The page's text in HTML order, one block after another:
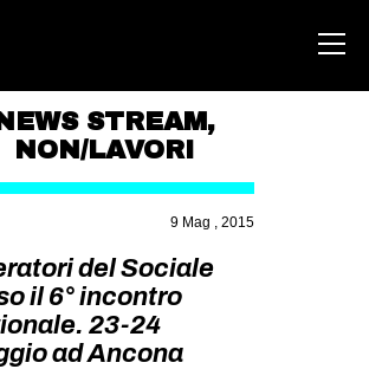
HOME
ABOUT
AREA
DEGENERAZIONE
GAZA FREESTYLE
NEWS STREAM ,
NON/LAVORI
9 Mag , 2015
del Sociale
il 6° incontro
23-24
ad Ancona